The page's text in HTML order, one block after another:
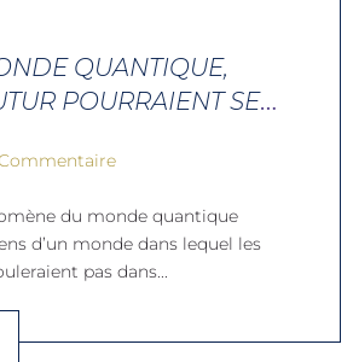
QUANTIQUE,
POURRAIENT SE
du monde quantique
d’un monde dans lequel les
pas dans...